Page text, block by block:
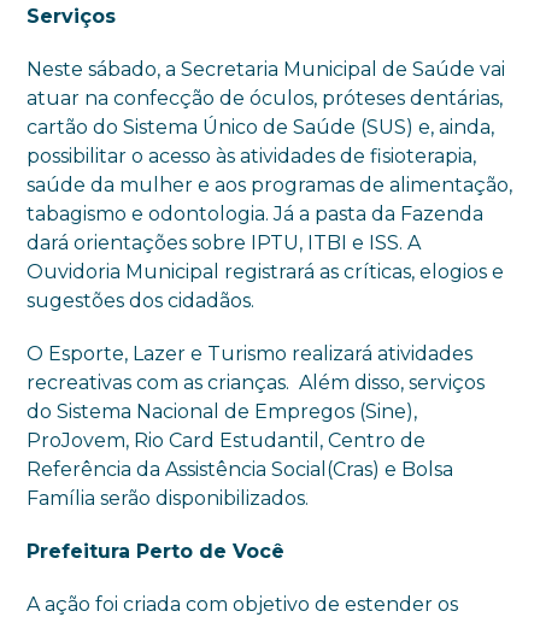
Serviços
Neste sábado, a Secretaria Municipal de Saúde vai
atuar na confecção de óculos, próteses dentárias,
cartão do Sistema Único de Saúde (SUS) e, ainda,
possibilitar o acesso às atividades de fisioterapia,
saúde da mulher e aos programas de alimentação,
tabagismo e odontologia. Já a pasta da Fazenda
dará orientações sobre IPTU, ITBI e ISS. A
Ouvidoria Municipal registrará as críticas, elogios e
sugestões dos cidadãos.
O Esporte, Lazer e Turismo realizará atividades
recreativas com as crianças. Além disso, serviços
do Sistema Nacional de Empregos (Sine),
ProJovem, Rio Card Estudantil, Centro de
Referência da Assistência Social(Cras) e Bolsa
Família serão disponibilizados.
Prefeitura Perto de Você
A ação foi criada com objetivo de estender os